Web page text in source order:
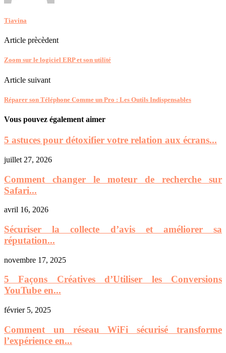
Tiavina
Article prècèdent
Zoom sur le logiciel ERP et son utilité
Article suivant
Réparer son Téléphone Comme un Pro : Les Outils Indispensables
Vous pouvez également aimer
5 astuces pour détoxifier votre relation aux écrans...
juillet 27, 2026
Comment changer le moteur de recherche sur
Safari...
avril 16, 2026
Sécuriser la collecte d’avis et améliorer sa
réputation...
novembre 17, 2025
5 Façons Créatives d’Utiliser les Conversions
YouTube en...
février 5, 2025
Comment un réseau WiFi sécurisé transforme
l’expérience en...